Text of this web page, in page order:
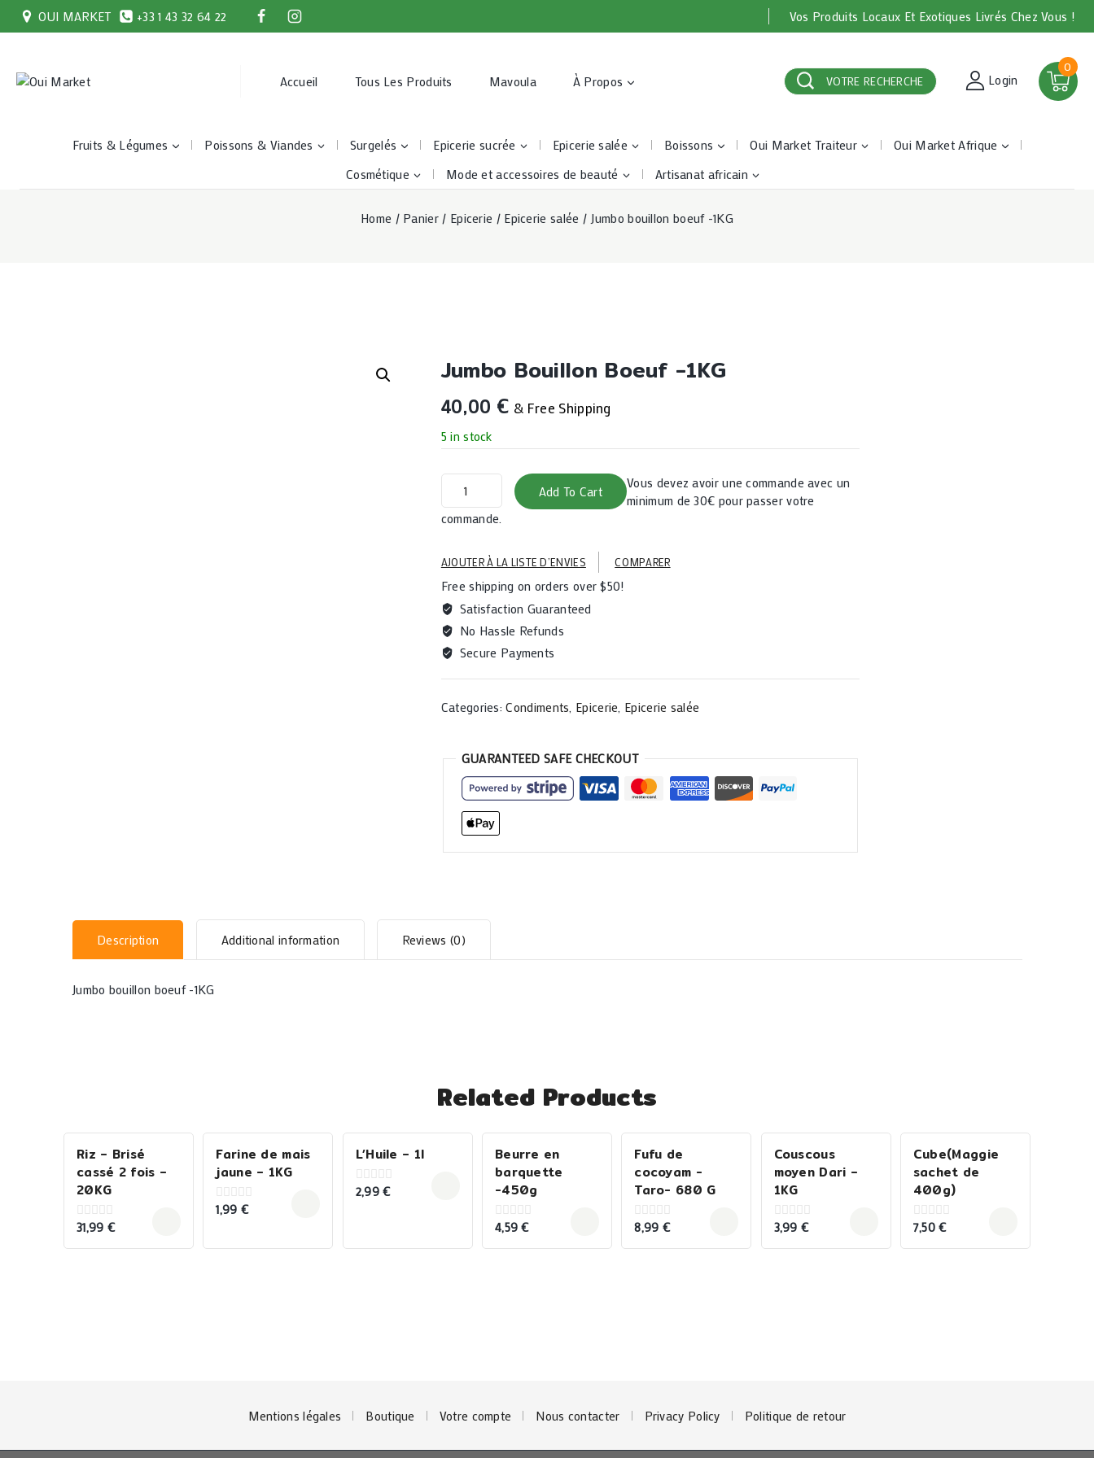
OUI MARKET +33 1 43 32 64 22 Vos Produits Locaux Et Exotiques Livrés Chez Vous !
Accueil Tous Les Produits Mavoula À Propos VOTRE RECHERCHE Login
0
Fruits & Légumes Poissons & Viandes Surgelés Epicerie sucrée Epicerie salée Boissons Oui Market Traiteur
Oui Market Afrique
Cosmétique
Mode et accessoires de beauté Artisanat africain
Home / Panier / Epicerie / Epicerie salée / Jumbo bouillon boeuf -1KG
Jumbo Bouillon Boeuf -1KG
40,00 € & Free Shipping
5 in stock
bouillon
boeuf
Add To Cart
Vous devez avoir une commande avec un
minimum de 30€ pour passer votre
commande.
AJOUTER À LA LISTE D’ENVIES COMPARER
Free shipping on orders over $50!
Satisfaction Guaranteed
No Hassle Refunds
Secure Payments
Categories:Condiments, Epicerie, Epicerie salée
GUARANTEED SAFE CHECKOUT
Description Additional information Reviews (0)
Jumbo bouillon boeuf -1KG
Related Products
Riz – Brisé
cassé 2 fois –
20KG
0
of
31,99 €
Farine de mais
jaune – 1KG
0
1,99 €
L’Huile – 1l
0
2,99€
Beurre en
barquette
-450g
0
of
4,59€
Fufu de
cocoyam -
Taro- 680 G
0
of
8,99 €
Couscous
moyen Dari –
1KG
0
of
3,99€
Cube(Maggie
sachet de
400g)
0
of
7,50€
Mentions légales Boutique Votre compte Nous contacter Privacy Policy Politique de retour